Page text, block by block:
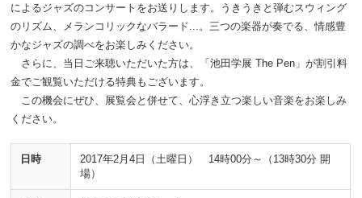
によるジャズのコンサートをお送りします。うきうきと弾むスウィング
のリズム、メランコリックなバラード...。三つの楽器が奏でる、情感豊
かなジャズの調べをお楽しみください。
さらに、当日ご来聴いただいた方は、「池田学展 The Pen」が割引料
金でご観覧いただける特典もございます。
この機会にぜひ、展覧会と併せて、心浮き立つ楽しい音楽をお楽しみ
ください。
日時
2017年2月4日（土曜日） 14時00分～（13時30分 開
場）